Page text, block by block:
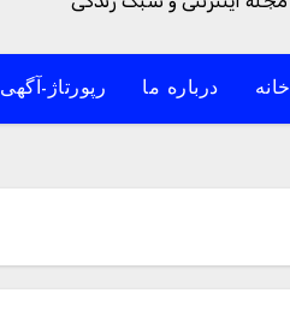
خانه درباره ما رپورتاژ-آگهی